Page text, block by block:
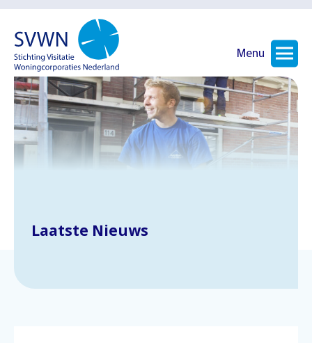
Menu
Laatste Nieuws